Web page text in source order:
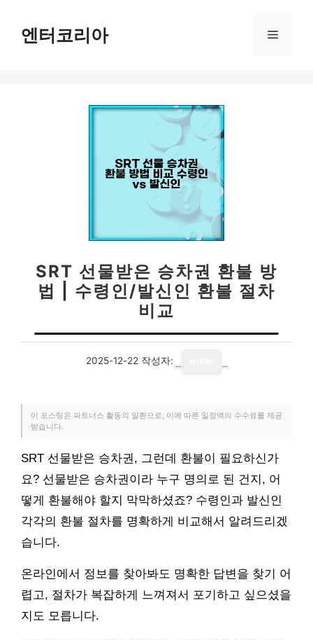
엔터코리아 메
SRT 선물받은 승차권 환불 방
법 | 수령인/발신인 환불 절차
비교
2025-12-22 작성자:
이 포스팅은 파트너스 활동의 일환으로, 이에 따른 일정액의 수수료를 제공
받습니다.
SRT 선물받은 승차권, 그런데 환불이 필요하신가
요? 선물받은 승차권이라 누구 명의로 된 건지, 어
떻게 환불해야 할지 막막하셨죠? 수령인과 발신인
각각의 환불 절차를 명확하게 비교해서 알려드리겠
습니다.
온라인에서 정보를 찾아봐도 명확한 답변을 찾기 어
렵고, 절차가 복잡하게 느껴져서 포기하고 싶으셨을
지도 모릅니다.